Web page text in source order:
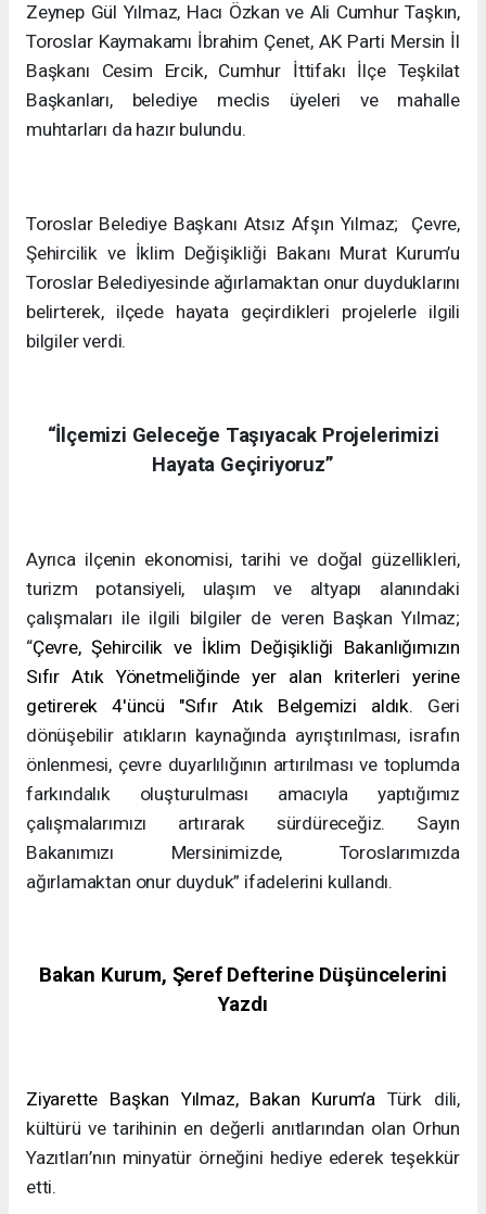
Zeynep Gül Yılmaz, Hacı Özkan ve Ali Cumhur Taşkın,
Toroslar Kaymakamı İbrahim Çenet, AK Parti Mersin İl
Başkanı Cesim Ercik, Cumhur İttifakı İlçe Teşkilat
Başkanları, belediye meclis üyeleri ve mahalle
muhtarları da hazır bulundu.
Toroslar Belediye Başkanı Atsız Afşın Yılmaz; Çevre,
Şehircilik ve İklim Değişikliği Bakanı Murat Kurum’u
Toroslar Belediyesinde ağırlamaktan onur duyduklarını
belirterek, ilçede hayata geçirdikleri projelerle ilgili
bilgiler verdi.
“İlçemizi Geleceğe Taşıyacak Projelerimizi
Hayata Geçiriyoruz”
Ayrıca ilçenin ekonomisi, tarihi ve doğal güzellikleri,
turizm potansiyeli, ulaşım ve altyapı alanındaki
çalışmaları ile ilgili bilgiler de veren Başkan Yılmaz;
“Çevre, Şehircilik ve İklim Değişikliği Bakanlığımızın
Sıfır Atık Yönetmeliğinde yer alan kriterleri yerine
getirerek 4'üncü "Sıfır Atık Belgemizi aldık. Geri
dönüşebilir atıkların kaynağında ayrıştırılması, israfın
önlenmesi, çevre duyarlılığının artırılması ve toplumda
farkındalık oluşturulması amacıyla yaptığımız
çalışmalarımızı artırarak sürdüreceğiz. Sayın
Bakanımızı Mersinimizde, Toroslarımızda
ağırlamaktan onur duyduk” ifadelerini kullandı.
Bakan Kurum, Şeref Defterine Düşüncelerini
Yazdı
Ziyarette Başkan Yılmaz, Bakan Kurum’a Türk dili,
kültürü ve tarihinin en değerli anıtlarından olan Orhun
Yazıtları’nın minyatür örneğini hediye ederek teşekkür
etti.